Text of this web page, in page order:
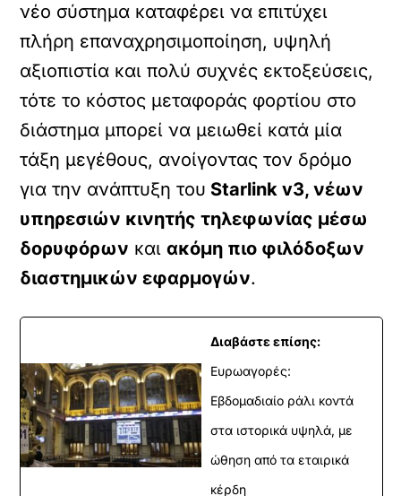
νέο σύστημα καταφέρει να επιτύχει
πλήρη επαναχρησιμοποίηση, υψηλή
αξιοπιστία και πολύ συχνές εκτοξεύσεις,
τότε το κόστος μεταφοράς φορτίου στο
διάστημα μπορεί να μειωθεί κατά μία
τάξη μεγέθους, ανοίγοντας τον δρόμο
για την ανάπτυξη του Starlink v3, νέων
υπηρεσιών κινητής τηλεφωνίας μέσω
δορυφόρων καιακόμη πιο φιλόδοξων
διαστημικών εφαρμογών.
Διαβάστε επίσης:
Ευρωαγορές:
Εβδομαδιαίο ράλι κοντά
στα ιστορικά υψηλά, με
ώθηση από τα εταιρικά
κέρδη